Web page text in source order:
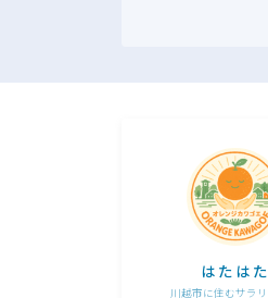
はたはた
川越市に住むサラ